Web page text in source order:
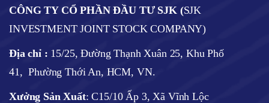
CÔNG TY CỔ PHẦN ĐẦU TƯ SJK (SJK
INVESTMENT JOINT STOCK COMPANY)
Địa chỉ : 15/25, Đường Thạnh Xuân 25, Khu Phố
41, Phường Thới An, HCM, VN.
Xưởng Sản Xuất: C15/10 Ấp 3, Xã Vĩnh Lộc